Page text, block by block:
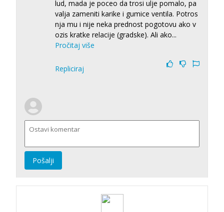
lud, mada je poceo da trosi ulje pomalo, pa
valja zameniti karike i gumice ventila. Potros
nja mu i nije neka prednost pogotovu ako v
ozis kratke relacije (gradske). Ali ako...
Pročitaj više
Repliciraj
Pošalji